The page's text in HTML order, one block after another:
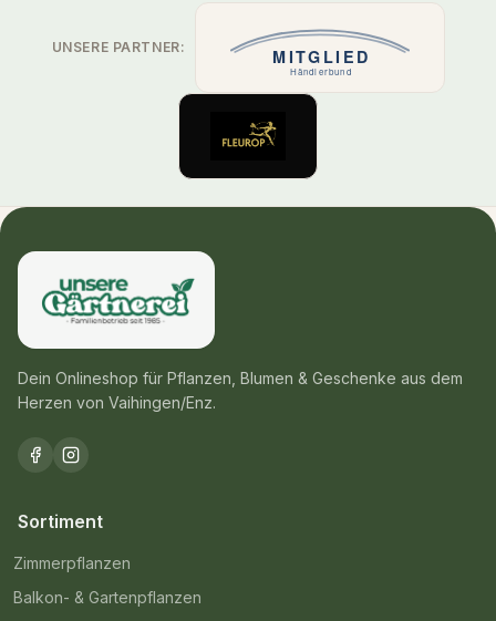
UNSERE PARTNER:
Dein Onlineshop für Pflanzen, Blumen & Geschenke aus dem
Herzen von Vaihingen/Enz.
Sortiment
Zimmerpflanzen
Balkon- & Gartenpflanzen